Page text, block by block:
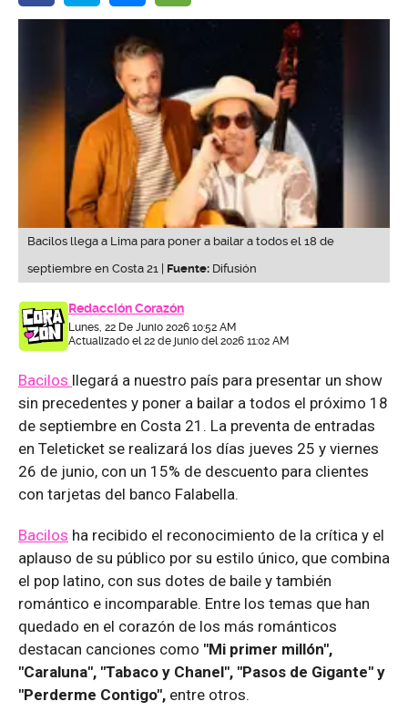
Bacilos llega a Lima para poner a bailar a todos el 18 de
septiembre en Costa 21 | Fuente: Difusión
Redacción Corazón
Lunes, 22 De Junio 2026 10:52 AM
Actualizado el 22 de junio del 2026 11:02 AM
Bacilos llegará a nuestro país para presentar un show
sin precedentes y poner a bailar a todos el próximo 18
de septiembre en Costa 21. La preventa de entradas
en Teleticket se realizará los días jueves 25 y viernes
26 de junio, con un 15% de descuento para clientes
con tarjetas del banco Falabella.
Bacilos ha recibido el reconocimiento de la crítica y el
aplauso de su público por su estilo único, que combina
el pop latino, con sus dotes de baile y también
romántico e incomparable. Entre los temas que han
quedado en el corazón de los más románticos
destacan canciones como "Mi primer millón",
"Caraluna", "Tabaco y Chanel", "Pasos de Gigante" y
"Perderme Contigo", entre otros.